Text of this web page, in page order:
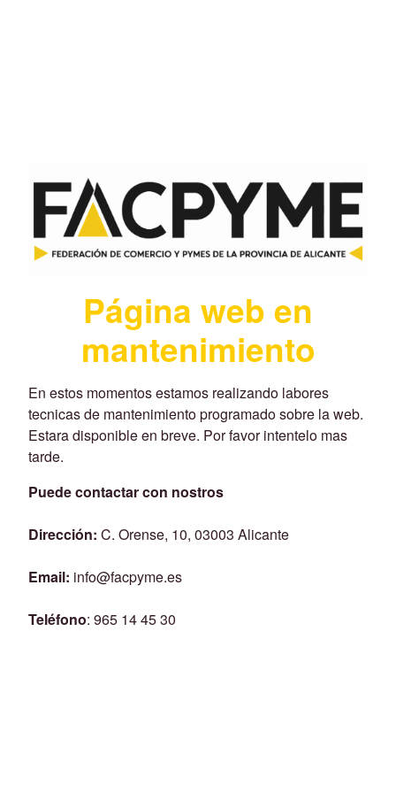
Página web en
mantenimiento
En estos momentos estamos realizando labores
tecnicas de mantenimiento programado sobre la web.
Estara disponible en breve. Por favor intentelo mas
tarde.
Puede contactar con nostros
Dirección: C. Orense, 10, 03003 Alicante
Email: info@facpyme.es
Teléfono: 965 14 45 30